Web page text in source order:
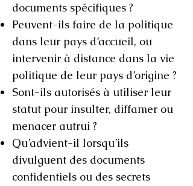
documents spécifiques ?
Peuvent-ils faire de la politique
dans leur pays d’accueil, ou
intervenir à distance dans la vie
politique de leur pays d’origine ?
Sont-ils autorisés à utiliser leur
statut pour insulter, diffamer ou
menacer autrui ?
Qu’advient-il lorsqu’ils
divulguent des documents
confidentiels ou des secrets